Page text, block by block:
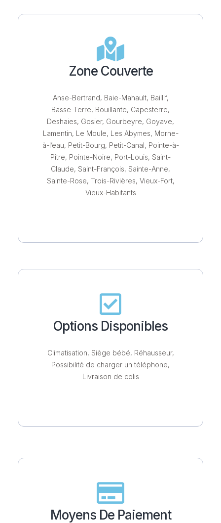
Zone Couverte
Anse-Bertrand, Baie-Mahault, Baillif,
Basse-Terre, Bouillante, Capesterre,
Deshaies, Gosier, Gourbeyre, Goyave,
Lamentin, Le Moule, Les Abymes, Morne-
à-l’eau, Petit-Bourg, Petit-Canal, Pointe-à-
Pitre, Pointe-Noire, Port-Louis, Saint-
Claude, Saint-François, Sainte-Anne,
Sainte-Rose, Trois-Rivières, Vieux-Fort,
Vieux-Habitants
Options Disponibles
Climatisation, Siège bébé, Réhausseur,
Possibilité de charger un téléphone,
Livraison de colis
Moyens De Paiement